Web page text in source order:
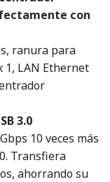
con
ranura para
1, LAN Ethernet
3.0
10 veces más
Transfiera
ahorrando su